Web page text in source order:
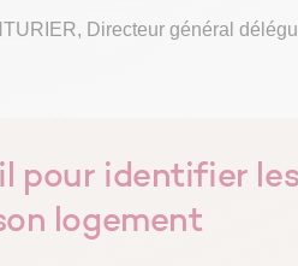
Directeur général
pour identifier
logement